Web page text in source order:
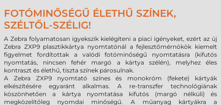
FOTÓMINŐSÉGŰ ÉLETHŰ SZÍNEK,
SZÉLTŐL-SZÉLIG!
A Zebra folyamatosan igyekszik kielégíteni a piaci igényeket, ezért az új
Zebra ZXP9 plasztikkártya nyomtatónál a fejlesztőmérnökök kiemelt
figyelmet fordítottak a valódi fotóminőségű nyomtatásra (kifutós
nyomtatás, nincsen fehér margó a kártya szélén), melyhez éles
kontraszt és élethű, tiszta színek párosulnak.
A Zebra ZXP9 nyomtató színes és monokróm (fekete) kártyák
elkészítésére egyaránt alkalmas. A re-transzfer technológiának
köszönhetően a kártya nyomtatása kifutós (margó nélküli) és
megközelítőleg nyomdai minőségű. A műanyag kártyákra a